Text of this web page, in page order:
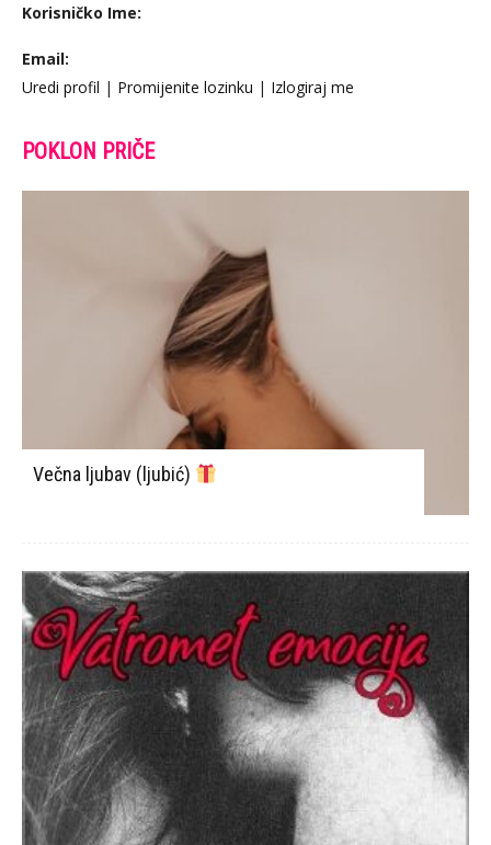
Korisničko Ime:
Email:
Uredi profil | Promijenite lozinku | Izlogiraj me
POKLON PRIČE
Večna ljubav (ljubić)